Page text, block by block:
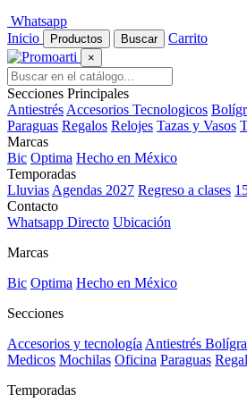
Whatsapp
Inicio
Productos Buscar Carrito
×
Secciones Principales
Antiestrés Accesorios Tecnologicos
Paraguas Regalos Relojes Tazas y Vasos
Marcas
Bic Optima Hecho en México
Temporadas
Lluvias Agendas 2027 Regreso a clases
Contacto
Whatsapp Directo Ubicación
Marcas
Bic Optima Hecho en México
Secciones
Accesorios y tecnología Antiestrés
Medicos Mochilas Oficina Paraguas
Temporadas